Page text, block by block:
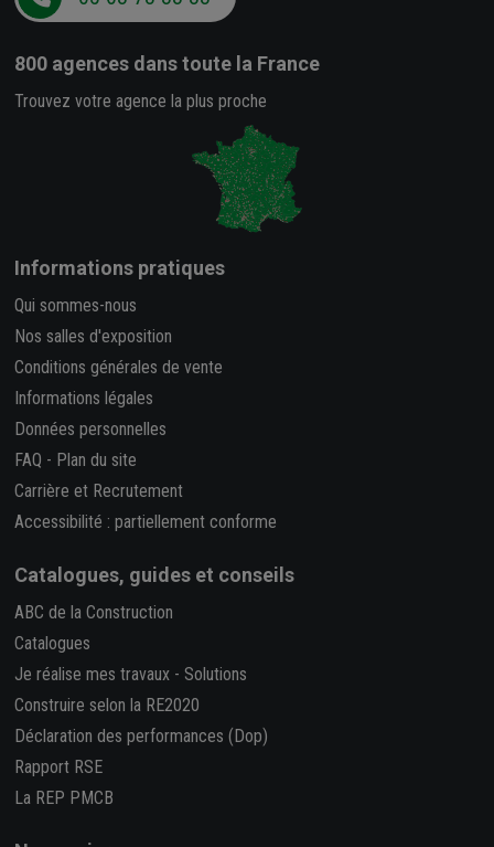
800 agences dans toute la France
Trouvez votre agence la plus proche
Informations pratiques
Qui sommes-nous
Nos salles d'exposition
Conditions générales de vente
Informations légales
Données personnelles
FAQ - Plan du site
Carrière et Recrutement
Accessibilité : partiellement conforme
Catalogues, guides et conseils
ABC de la Construction
Catalogues
Je réalise mes travaux - Solutions
Construire selon la RE2020
Déclaration des performances (Dop)
Rapport RSE
La REP PMCB